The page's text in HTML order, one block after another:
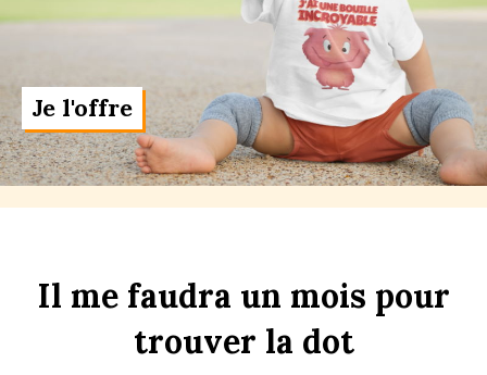
Je l'offre
Il me faudra un mois pour
trouver la dot